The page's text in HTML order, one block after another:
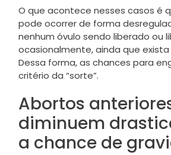
O que acontece nesses casos é
pode ocorrer de forma
nenhum óvulo sendo liberado ou
ocasionalmente, ainda que
Dessa forma, as chances para
critério da “sorte”.
Abortos
diminuem
a chance de